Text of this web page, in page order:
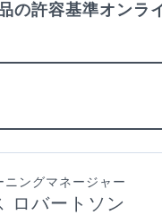
の許容基準オンラ
ニングマネージャー
ロバートソン